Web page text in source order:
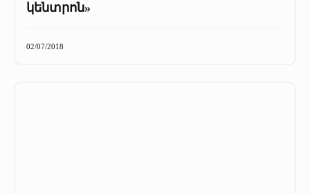
կենտրոն»
02/07/2018